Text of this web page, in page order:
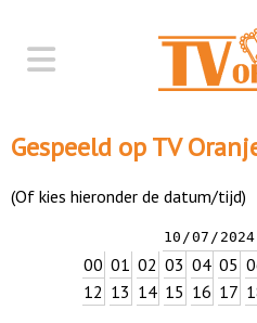
Gespeeld op TV
(Of kies hieronder de datum/tijd)
00 01 02 03 04 05
12 13 14 15 16 17